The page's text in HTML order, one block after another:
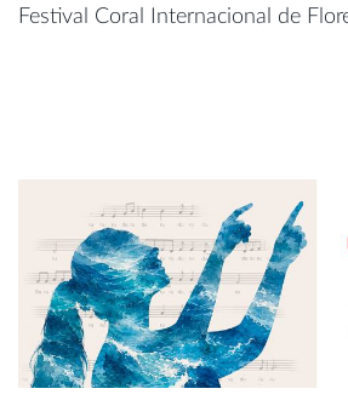
Festival Coral Internacional de